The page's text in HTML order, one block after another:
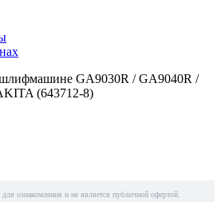
GA9030R / GA9040R /
(643712-8)
ознакомления и не является публичной офертой.